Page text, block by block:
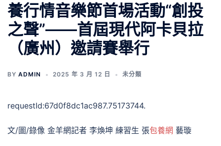
養行情音樂節首場活動“創投
之聲”——首屆現代阿卡貝拉
（廣州）邀請賽舉行
BY ADMIN 2025 年 3 月 12 日 未分類
requestId:67d0f8dc1ac987.75173744.
文/圖/錄像 金羊網記者 李煥坤 練習生 張包養網 藝璇